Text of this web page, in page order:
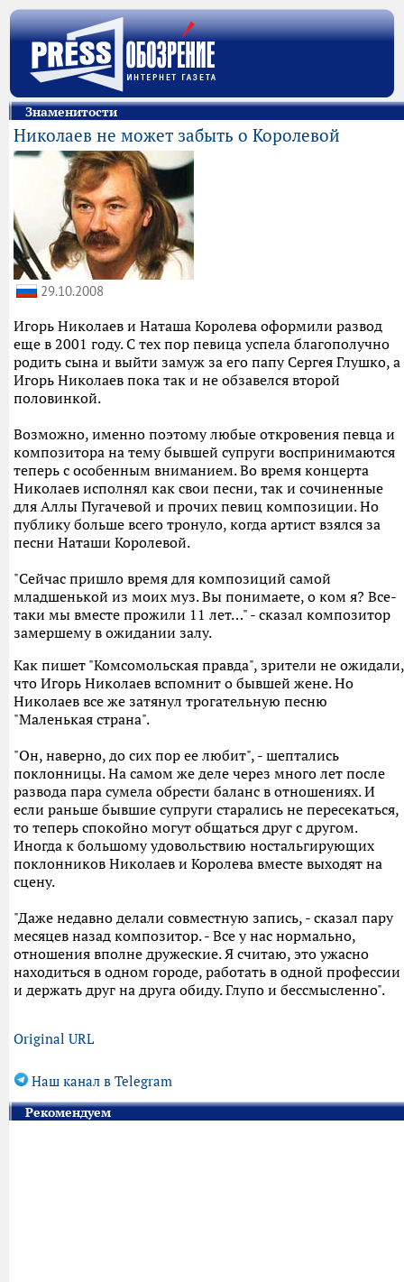
Знаменитости
Николаев не может забыть о Королевой
29.10.2008
Игорь Николаев и Наташа Королева оформили развод
еще в 2001 году. С тех пор певица успела благополучно
родить сына и выйти замуж за его папу Сергея Глушко, а
Игорь Николаев пока так и не обзавелся второй
половинкой.
Возможно, именно поэтому любые откровения певца и
композитора на тему бывшей супруги воспринимаются
теперь с особенным вниманием. Во время концерта
Николаев исполнял как свои песни, так и сочиненные
для Аллы Пугачевой и прочих певиц композиции. Но
публику больше всего тронуло, когда артист взялся за
песни Наташи Королевой.
"Сейчас пришло время для композиций самой
младшенькой из моих муз. Вы понимаете, о ком я? Все-
таки мы вместе прожили 11 лет…" - сказал композитор
замершему в ожидании залу.
Как пишет "Комсомольская правда", зрители не ожидали,
что Игорь Николаев вспомнит о бывшей жене. Но
Николаев все же затянул трогательную песню
"Маленькая страна".
"Он, наверно, до сих пор ее любит", - шептались
поклонницы. На самом же деле через много лет после
развода пара сумела обрести баланс в отношениях. И
если раньше бывшие супруги старались не пересекаться,
то теперь спокойно могут общаться друг с другом.
Иногда к большому удовольствию ностальгирующих
поклонников Николаев и Королева вместе выходят на
сцену.
"Даже недавно делали совместную запись, - сказал пару
месяцев назад композитор. - Все у нас нормально,
отношения вполне дружеские. Я считаю, это ужасно
находиться в одном городе, работать в одной профессии
и держать друг на друга обиду. Глупо и бессмысленно".
Original URL
Наш канал в Telegram
Рекомендуем